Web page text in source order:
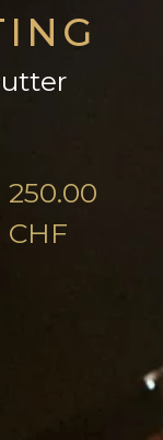
250.00
CHF